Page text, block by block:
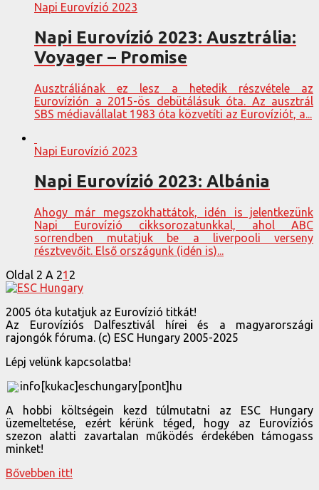
Napi Eurovízió 2023
Napi Eurovízió 2023: Ausztrália:
Voyager – Promise
Ausztráliának ez lesz a hetedik részvétele az
Eurovízión a 2015-ös debütálásuk óta. Az ausztrál
SBS médiavállalat 1983 óta közvetíti az Eurovíziót, a...
Napi Eurovízió 2023
Napi Eurovízió 2023: Albánia
Ahogy már megszokhattátok, idén is jelentkezünk
Napi Eurovízió cikksorozatunkkal, ahol ABC
sorrendben mutatjuk be a liverpooli verseny
résztvevőit. Első országunk (idén is)...
Oldal 2 A 21 2
2005 óta kutatjuk az Eurovízió titkát!
Az Eurovíziós Dalfesztivál hírei és a magyarországi
rajongók fóruma. (c) ESC Hungary 2005-2025
Lépj velünk kapcsolatba!
info[kukac]eschungary[pont]hu
A hobbi költségein kezd túlmutatni az ESC Hungary
üzemeltetése, ezért kérünk téged, hogy az Eurovíziós
szezon alatti zavartalan működés érdekében támogass
minket!
Bővebben itt!